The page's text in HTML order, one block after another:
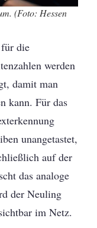
(Foto: Hessen
die
werden
damit man
kann. Für das
unangetastet,
auf der
das analoge
der Neuling
im Netz.